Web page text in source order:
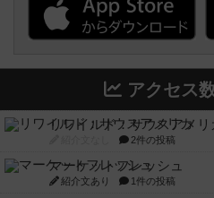
アクセス
リワイルド：サウスアメリ
2件の投稿
マーケットフレッシュ
紹介文あり 1件の投稿